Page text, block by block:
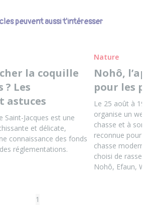
peuvent aussi t'intéresser
la coquille
? Les
astuces
Saint-Jacques est une
et délicate,
connaissance des fonds
réglementations.
Nature
Nohô,
pour les
Le 25 août à
organise un
chasse et à son
reconnue pour
chasse
choisi de
Nohô, Efaun,
1